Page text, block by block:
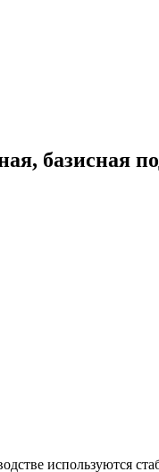
базисная
используются